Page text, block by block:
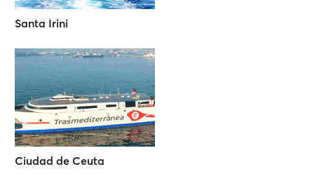
Santa Irini
Ciudad de Ceuta